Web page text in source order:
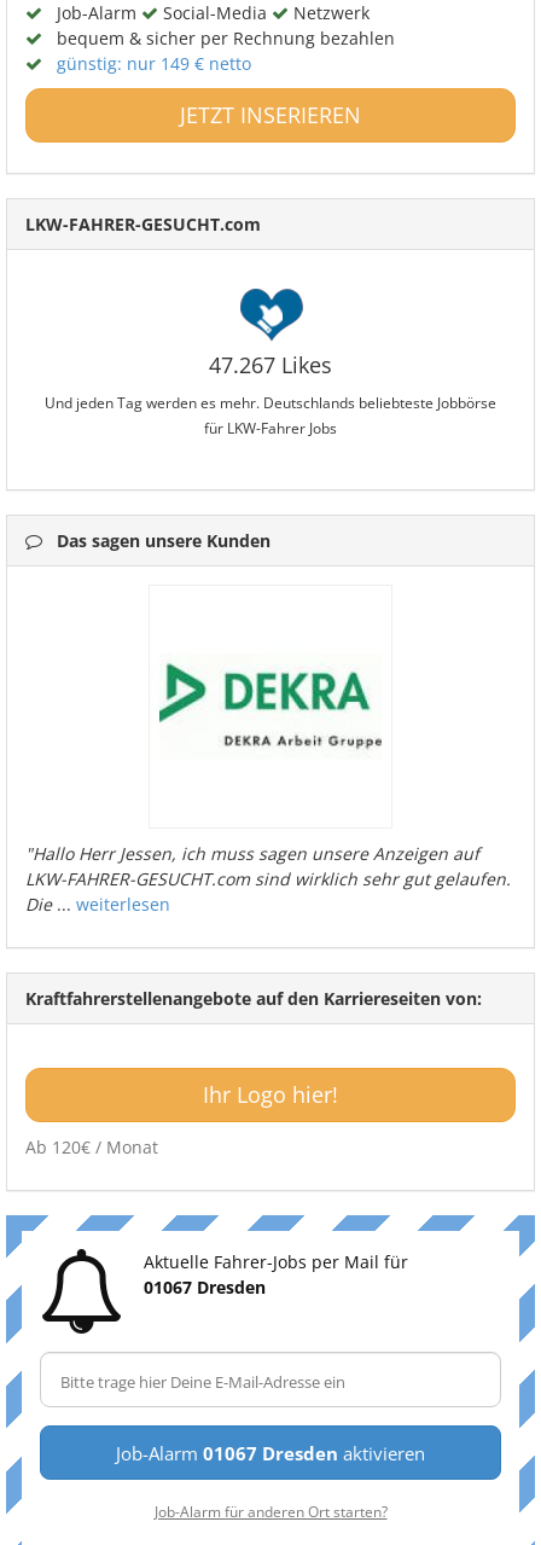
Job-Alarm
Social-Media
Netzwerk
bequem & sicher per Rechnung bezahlen
günstig: nur 149 € netto
JETZT INSERIEREN
LKW-FAHRER-GESUCHT.com
47.267 Likes
Und jeden Tag werden es mehr. Deutschlands beliebteste Jobbörse
für LKW-Fahrer Jobs
Das sagen unsere Kunden
"Hallo Herr Jessen, ich muss sagen unsere Anzeigen auf
LKW-FAHRER-GESUCHT.com sind wirklich sehr gut gelaufen.
Die... weiterlesen
Kraftfahrerstellenangebote auf den Karriereseiten von:
Ihr Logo hier!
Ab 120€ / Monat
Aktuelle Fahrer-Jobs per Mail für
01067 Dresden
Job-Alarm 01067 Dresden aktivieren
Job-Alarm für anderen Ort starten?